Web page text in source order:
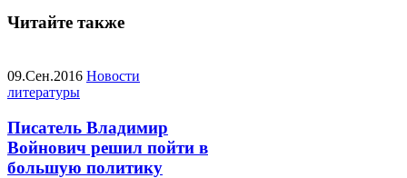
Читайте также
09.Сен.2016 Новости
литературы
Писатель Владимир
Войнович решил пойти в
большую политику